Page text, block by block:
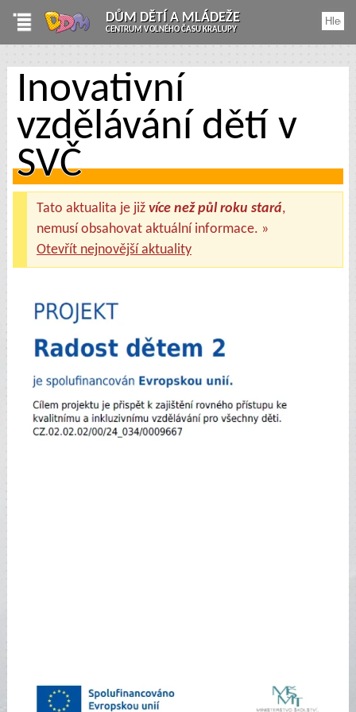
DŮM DĚTÍ A MLÁDEŽE
CENTRUM VOLNÉHO ČASU KRALUPY
Inovativní
vzdělávání dětí v
SVČ
Tato aktualita je již více než půl roku stará,
nemusí obsahovat aktuální informace. »
Otevřít nejnovější aktuality